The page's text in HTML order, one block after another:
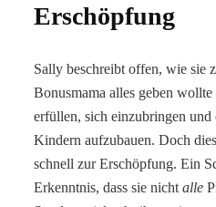
Erschöpfung
Sally beschreibt offen, wie sie
Bonusmama alles geben
erfüllen, sich einzubringen und
Kindern aufzubauen. Doch
schnell zur Erschöpfung. Ein
Erkenntnis, dass sie nichtalle